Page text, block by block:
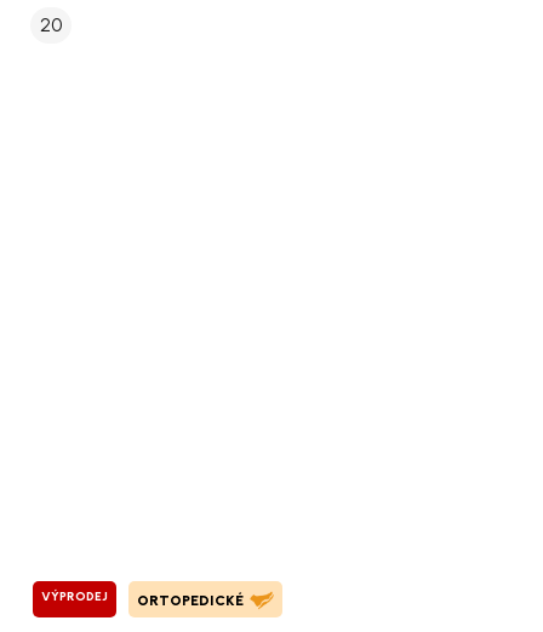
20
VÝPRODEJ ORTOPEDICKÉ